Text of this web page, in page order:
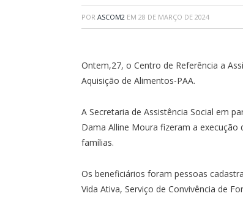
POR ASCOM2 EM 28 DE MARÇO DE 2024
Ontem,27, o Centro de Referência a
Aquisição de Alimentos-PAA.
A Secretaria de Assistência Social em
Dama Alline Moura fizeram a
famílias.
Os beneficiários foram pessoas
Vida Ativa, Serviço de Convivência de